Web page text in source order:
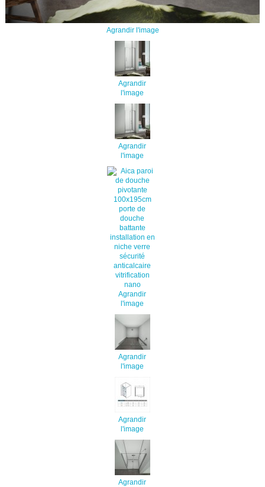
Agrandir l'image
Agrandir
l'image
Agrandir
l'image
Agrandir
l'image
Agrandir
l'image
Agrandir
l'image
Agrandir